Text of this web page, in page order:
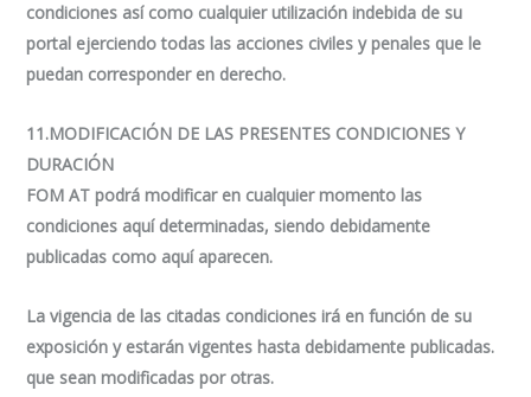
condiciones así como cualquier utilización indebida de su
portal ejerciendo todas las acciones civiles y penales que le
puedan corresponder en derecho.
11.MODIFICACIÓN DE LAS PRESENTES CONDICIONES Y
DURACIÓN
FOM AT podrá modificar en cualquier momento las
condiciones aquí determinadas, siendo debidamente
publicadas como aquí aparecen.
La vigencia de las citadas condiciones irá en función de su
exposición y estarán vigentes hasta debidamente publicadas.
que sean modificadas por otras.